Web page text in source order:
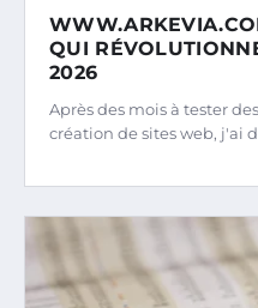
QUI
2026
Après des mois à tester
création de sites web, j'ai